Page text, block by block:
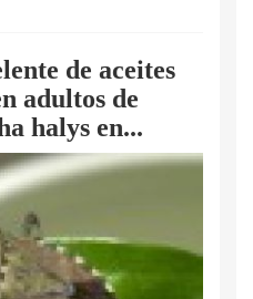
de aceites
adultos de
halys en...